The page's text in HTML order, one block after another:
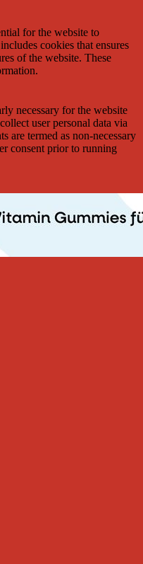
for the website to
cookies that ensures
of the website. These
necessary for the website
user personal data via
are termed as non-necessary
consent prior to running